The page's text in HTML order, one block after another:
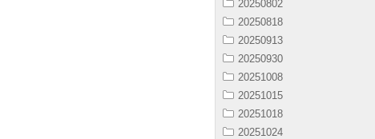
20250802
20250818
20250913
20250930
20251008
20251015
20251018
20251024